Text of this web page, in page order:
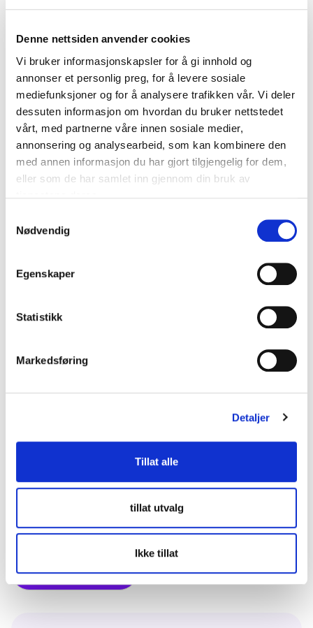
Denne nettsiden anvender cookies
Vi bruker informasjonskapsler for å gi innhold og
annonser et personlig preg, for å levere sosiale
mediefunksjoner og for å analysere trafikken vår. Vi deler
dessuten informasjon om hvordan du bruker nettstedet
vårt, med partnerne våre innen sosiale medier,
annonsering og analysearbeid, som kan kombinere den
med annen informasjon du har gjort tilgjengelig for dem,
eller som de har samlet inn gjennom din bruk av
Nødvendig
Egenskaper
Statistikk
Markedsføring
Detaljer
Tillat alle
tillat utvalg
Ikke tillat
Om arrangementet
Helseforetakene AHUS, Innlandet, Oslo
Universitetssykehus, Vestre Viken, Sunnaas, Østfold
og Telemark deltar også i markedsdialogen. De sju
helseforetakene ønsker gjennom dialogen å få
bedre oversikt over hvilke løsninger som er
tilgjengelige i dag og hva som er under utvikling.
eventuell anskaffelse av pasientnær teknologi. Det
er viktig for behovseierne å kunne vurdere mulige
pasientnær teknologi, sett opp mot kostnader.
markedsdialogen særlig utforske: Løsninger for
teknologi tilknyttet pasientseng.
Dialogen gjennomføres i to runder. Vi starter med en
gjennomføre en-til-en-møter med leverandører som
har aktuelle løsninger. Mer detaljert agenda kommer.
Doffin, samt på lenken under der invitasjonen er
lastet opp under dokumenter.
Meld deg på